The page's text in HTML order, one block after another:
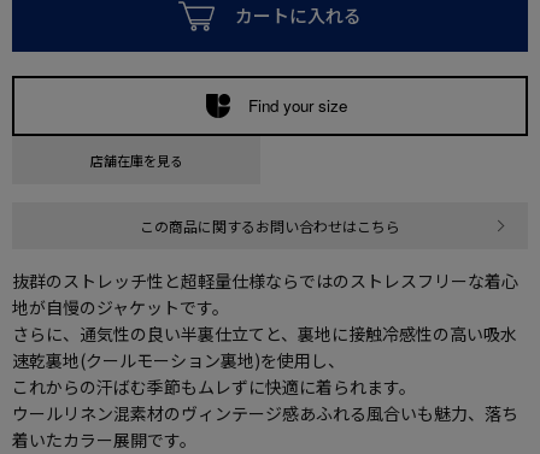
カートに入れる
Find your size
店舗在庫を見る
この商品に関するお問い合わせはこちら
抜群のストレッチ性と超軽量仕様ならではのストレスフリーな着心
地が自慢のジャケットです。
さらに、通気性の良い半裏仕立てと、裏地に接触冷感性の高い吸水
速乾裏地(クールモーション裏地)を使用し、
これからの汗ばむ季節もムレずに快適に着られます。
ウールリネン混素材のヴィンテージ感あふれる風合いも魅力、落ち
着いたカラー展開です。